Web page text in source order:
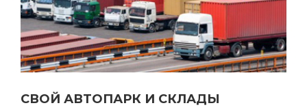
СВОЙ АВТОПАРК И СКЛАДЫ